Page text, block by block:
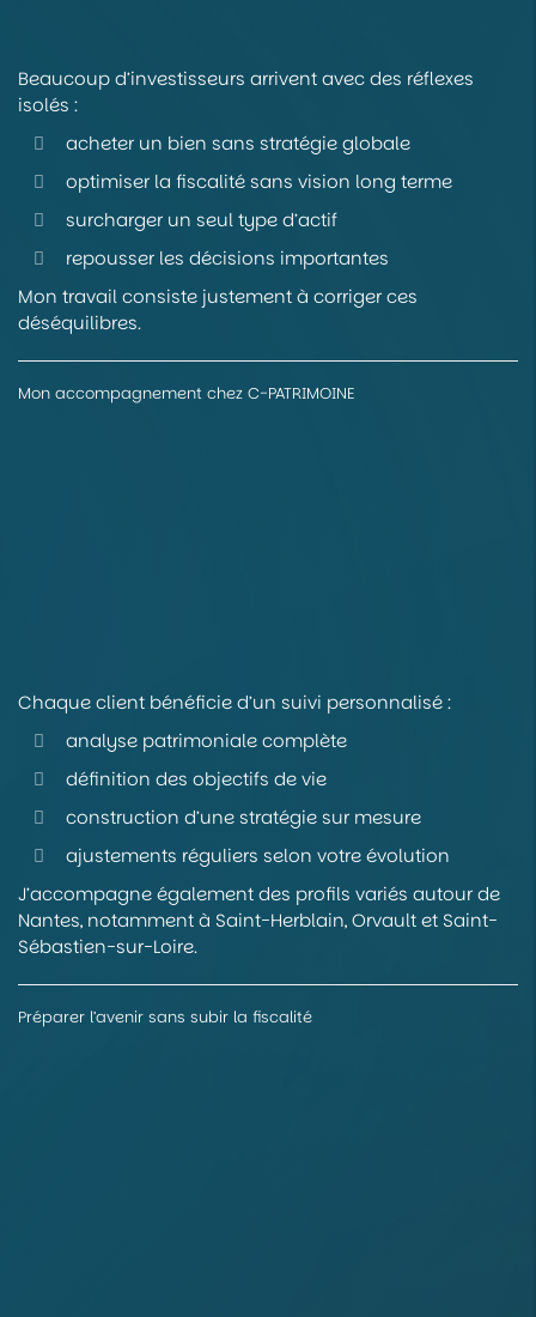
Beaucoup d’investisseurs arrivent avec des réflexes
isolés :
acheter un bien sans stratégie globale
optimiser la fiscalité sans vision long terme
surcharger un seul type d’actif
repousser les décisions importantes
Mon travail consiste justement à corriger ces
déséquilibres.
Mon accompagnement chez C-PATRIMOINE
Chaque client bénéficie d’un suivi personnalisé :
analyse patrimoniale complète
définition des objectifs de vie
construction d’une stratégie sur mesure
ajustements réguliers selon votre évolution
J’accompagne également des profils variés autour de
Nantes, notamment à Saint-Herblain, Orvault et Saint-
Sébastien-sur-Loire.
Préparer l’avenir sans subir la fiscalité